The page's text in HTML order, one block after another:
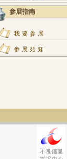
参展指南
我要参展
参展须知